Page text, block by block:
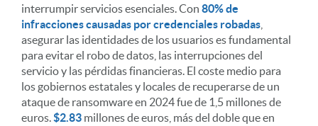
interrumpir servicios esenciales. Con 80% de
infracciones causadas por credenciales robadas
asegurar las identidades de los usuarios es fundamental
para evitar el robo de datos, las interrupciones del
servicio y las pérdidas financieras. El coste medio para
los gobiernos estatales y locales de recuperarse de un
ataque de ransomware en 2024 fue de 1,5 millones de
euros.$2.83 millones de euros, más del doble que en